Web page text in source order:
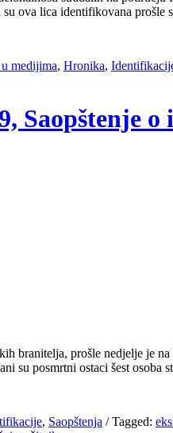
su ova lica identifikovana
medijima, Hronika,
Saopštenje
branitelja, prošle nedjelje je
su posmrtni ostaci šest
, Saopštenja /Tagged: